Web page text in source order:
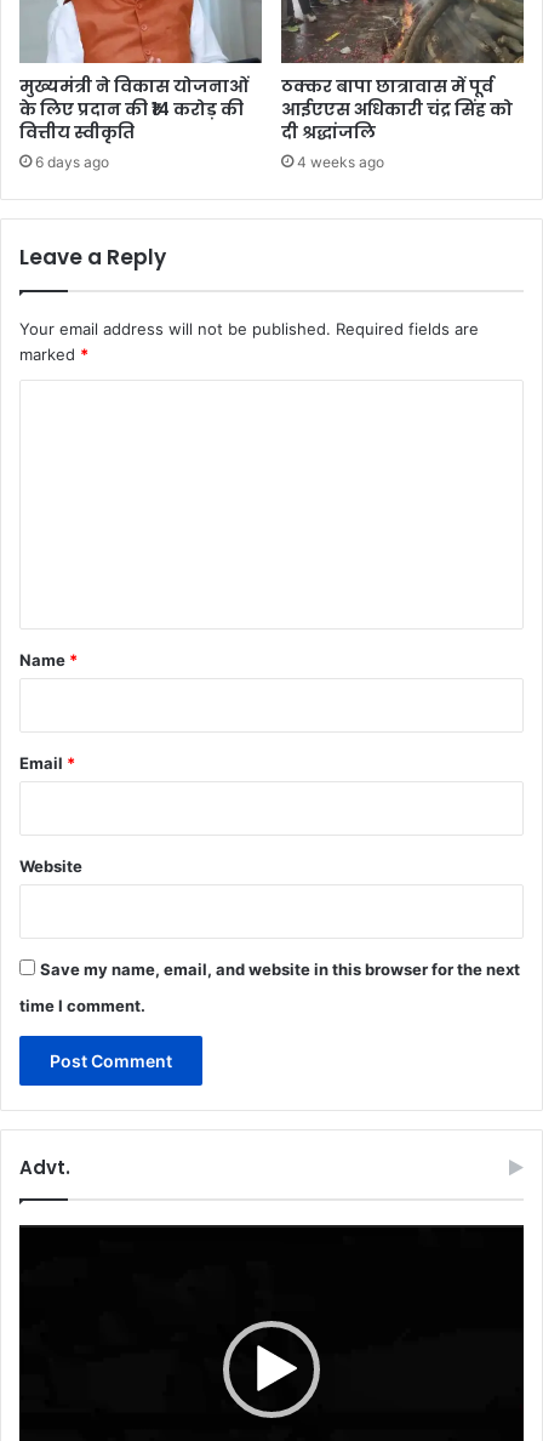
मुख्यमंत्री ने विकास योजनाओं
के लिए प्रदान की ₹14 करोड़ की
वित्तीय स्वीकृति
6 days ago
ठक्कर बापा छात्रावास में पूर्व
आईएएस अधिकारी चंद्र सिंह को
दी श्रद्धांजलि
4 weeks ago
Leave a Reply
Your email address will not be published. Required fields are
marked *
*
Name *
Email *
Website
Save my name, email, and website in this browser for the next
time I comment.
Advt.